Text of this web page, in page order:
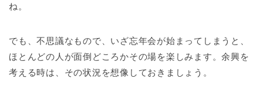
ね。
でも、不思議なもので、いざ忘年会が始まってしまうと、
ほとんどの人が面倒どころかその場を楽しみます。余興を
考える時は、その状況を想像しておきましょう。